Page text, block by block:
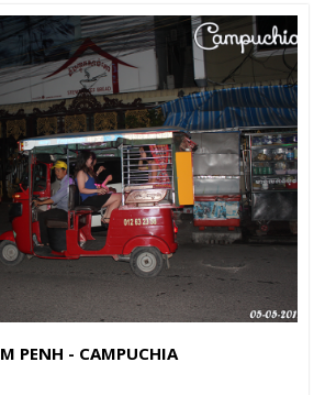
PENH - CAMPUCHIA